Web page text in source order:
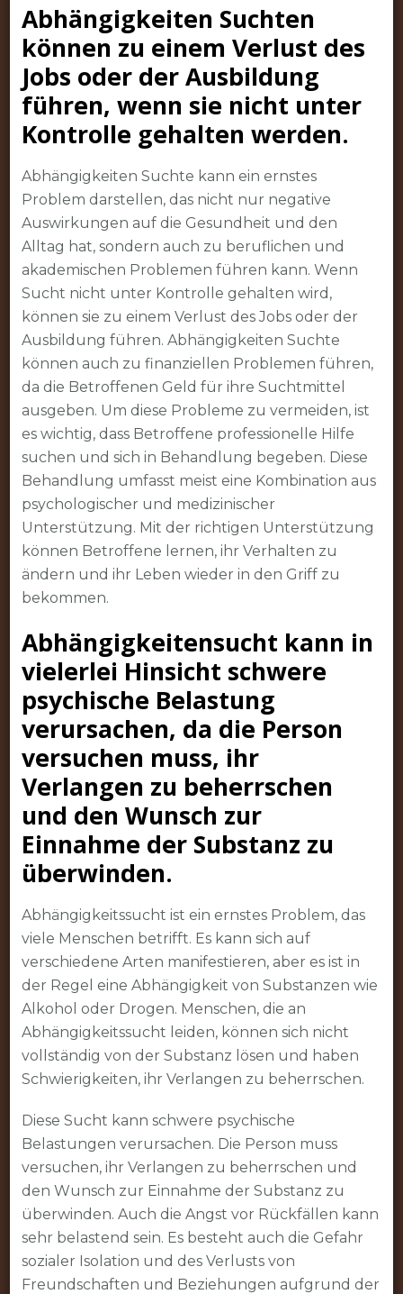
Abhängigkeiten Suchten
können zu einem Verlust des
Jobs oder der Ausbildung
führen, wenn sie nicht unter
Kontrolle gehalten werden.
Abhängigkeiten Suchte kann ein ernstes
Problem darstellen, das nicht nur negative
Auswirkungen auf die Gesundheit und den
Alltag hat, sondern auch zu beruflichen und
akademischen Problemen führen kann. Wenn
Sucht nicht unter Kontrolle gehalten wird,
können sie zu einem Verlust des Jobs oder der
Ausbildung führen. Abhängigkeiten Suchte
können auch zu finanziellen Problemen führen,
da die Betroffenen Geld für ihre Suchtmittel
ausgeben. Um diese Probleme zu vermeiden, ist
es wichtig, dass Betroffene professionelle Hilfe
suchen und sich in Behandlung begeben. Diese
Behandlung umfasst meist eine Kombination aus
psychologischer und medizinischer
Unterstützung. Mit der richtigen Unterstützung
können Betroffene lernen, ihr Verhalten zu
ändern und ihr Leben wieder in den Griff zu
bekommen.
Abhängigkeitensucht kann in
vielerlei Hinsicht schwere
psychische Belastung
verursachen, da die Person
versuchen muss, ihr
Verlangen zu beherrschen
und den Wunsch zur
Einnahme der Substanz zu
überwinden.
Abhängigkeitssucht ist ein ernstes Problem, das
viele Menschen betrifft. Es kann sich auf
verschiedene Arten manifestieren, aber es ist in
der Regel eine Abhängigkeit von Substanzen wie
Alkohol oder Drogen. Menschen, die an
Abhängigkeitssucht leiden, können sich nicht
vollständig von der Substanz lösen und haben
Schwierigkeiten, ihr Verlangen zu beherrschen.
Diese Sucht kann schwere psychische
Belastungen verursachen. Die Person muss
versuchen, ihr Verlangen zu beherrschen und
den Wunsch zur Einnahme der Substanz zu
überwinden. Auch die Angst vor Rückfällen kann
sehr belastend sein. Es besteht auch die Gefahr
sozialer Isolation und des Verlusts von
Freundschaften und Beziehungen aufgrund der